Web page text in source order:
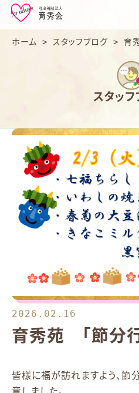
育
秀
会
ホーム > スタッフブログ > 育
スタッ
2026.02.16
育秀苑 「節分
皆様に福が訪れますよう、節